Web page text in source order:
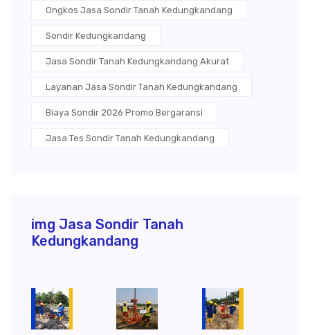
Ongkos Jasa Sondir Tanah Kedungkandang
Sondir Kedungkandang
Jasa Sondir Tanah Kedungkandang Akurat
Layanan Jasa Sondir Tanah Kedungkandang
Biaya Sondir 2026 Promo Bergaransi
Jasa Tes Sondir Tanah Kedungkandang
img Jasa Sondir Tanah
Kedungkandang